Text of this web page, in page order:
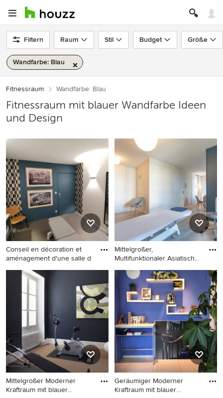
Filtern Raum Stil Budget Größe
Wandfarbe: Blau
Fitnessraum Wandfarbe: Blau
Fitnessraum mit blauer Wandfarbe Ideen
und Design
Conseil en décoration et
aménagement d'une salle d
Multifunktionaler,
Mittelgroßer Uriger
Fitnessraum mit blauer
Wandfarbe, Vinylboden und
grauem Boden in Rennes
Mittelgroßer,
Multifunktionaler Asiatischer
Mittelgroßer,
Multifunktionaler Asiatischer
Fitnessraum mit blauer
Wandfarbe und braunem
Boden in Lyon
Mittelgroßer Moderner
Kraftraum mit blauer
Geräumiger Moderner
Kraftraum mit blauer